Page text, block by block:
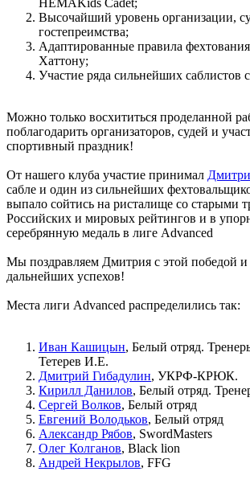
Высочайший уровень организации,
гостепреимства;
Адаптированные правила
Хаттону;
Участие ряда сильнейших саблистов
Можно только восхититься проделанной
поблагодарить организаторов, судей и
спортивный праздник!
От нашего клуба участие принимал
сабле и один из сильнейших
выпало сойтись на ристалище со старыми
Российских и мировых рейтингов и в
серебрянную медаль в лиге Advanced
Мы поздравляем Дмитрия с этой победой
дальнейших успехов!
Места лиги Advanced распределились так:
Иван Кашицын, Белый отряд.
Тетерев И.Е.
Дмитрий Гибадулин, УКРФ-КРЮК.
Кирилл Данилов, Белый отряд.
Сергей Волков, Белый отряд
Евгений Володьков, Белый отряд
Александр Рябов, SwordMasters
Олег Колганов, Black lion
Андрей Некрылов, FFG